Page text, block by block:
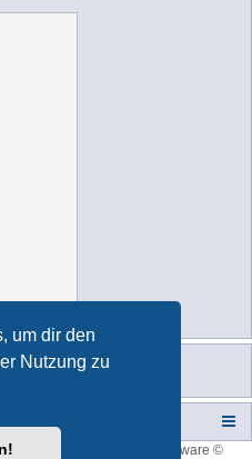
um dir den
Nutzung zu
by
® Forum Software ©